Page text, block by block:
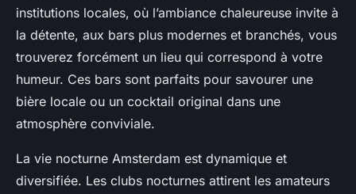
institutions locales, où l’ambiance chaleureuse invite à
la détente, aux bars plus modernes et branchés, vous
trouverez forcément un lieu qui correspond à votre
humeur. Ces bars sont parfaits pour savourer une
bière locale ou un cocktail original dans une
atmosphère conviviale.
La vie nocturne Amsterdam est dynamique et
diversifiée. Les clubs nocturnes attirent les amateurs